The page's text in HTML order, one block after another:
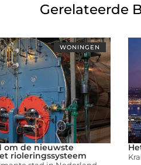
Gerelateerde
WONINGEN
om de nieuwste
rioleringssysteem